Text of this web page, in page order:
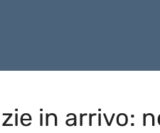
in arrivo: